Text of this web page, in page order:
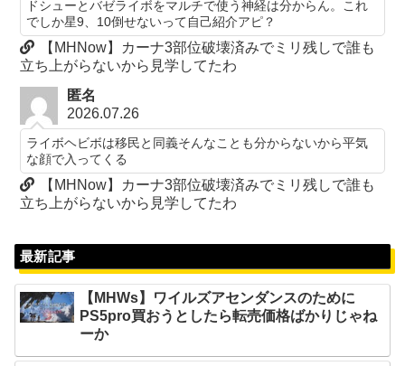
ドシューとバゼライボをマルチで使う神経は分からん。これ
でしか星9、10倒せないって自己紹介アピ？
【MHNow】カーナ3部位破壊済みでミリ残しで誰も
立ち上がらないから見学してたわ
匿名
2026.07.26
ライボヘビボは移民と同義そんなことも分からないから平気
な顔で入ってくる
【MHNow】カーナ3部位破壊済みでミリ残しで誰も
立ち上がらないから見学してたわ
最新記事
【MHWs】ワイルズアセンダンスのために
PS5pro買おうとしたら転売価格ばかりじゃね
ーか